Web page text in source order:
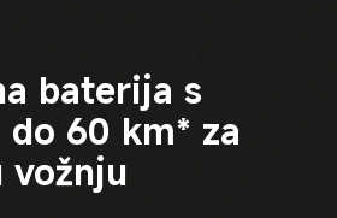
baterija s
60 km* za
vožnju